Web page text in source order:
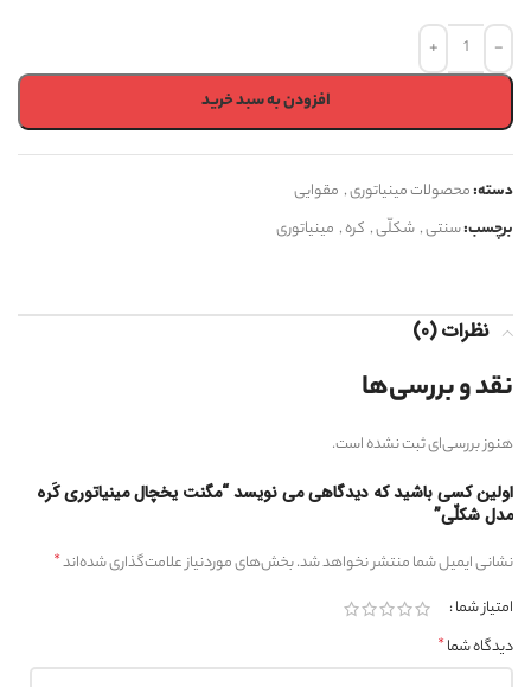
افزودن به سبد خرید
دسته:محصولات مینیاتوری, مقوایی
برچسب:سنتی, شکلّی, کره, مینیاتوری
نظرات (0)
نقد و بررسی‌ها
هنوز بررسی‌ای ثبت نشده است.
اولین کسی باشید که دیدگاهی می نویسد “مگنت یخچال مینیاتوری کَره
مدل شکلّی”
نشانی ایمیل شما منتشر نخواهد شد.بخش‌های موردنیاز علامت‌گذاری شده‌اند*
امتیاز شما
دیدگاه شما*